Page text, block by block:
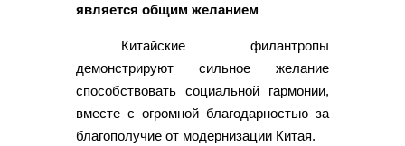
является общим желанием
Китайские филантропы
демонстрируют сильное желание
способствовать социальной гармонии,
вместе с огромной благодарностью за
благополучие от модернизации Китая.